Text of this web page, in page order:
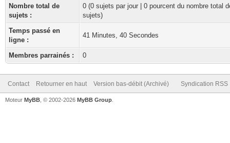
Nombre total de
sujets :
0 (0 sujets par jour | 0 pourcent du nombre total
sujets)
Temps passé en
ligne :
41 Minutes, 40 Secondes
Membres parrainés : 0
Contact Retourner en haut Version bas-débit (Archivé) Syndication RSS
Moteur MyBB , © 2002-2026 MyBB Group